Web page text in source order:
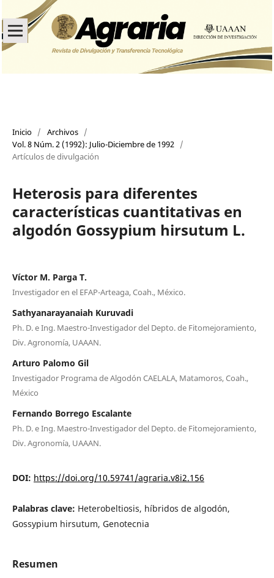
Inicio / Archivos /
Vol. 8 Núm. 2 (1992): Julio-Diciembre de 1992 /
Artículos de divulgación
Heterosis para diferentes
características cuantitativas en
algodón Gossypium hirsutum L.
Víctor M. Parga T.
Investigador en el EFAP-Arteaga, Coah., México.
Sathyanarayanaiah Kuruvadi
Ph. D. e Ing. Maestro-Investigador del Depto. de Fitomejoramiento,
Div. Agronomía, UAAAN.
Arturo Palomo Gil
Investigador Programa de Algodón CAELALA, Matamoros, Coah.,
México
Fernando Borrego Escalante
Ph. D. e Ing. Maestro-Investigador del Depto. de Fitomejoramiento,
Div. Agronomía, UAAAN.
DOI: https://doi.org/10.59741/agraria.v8i2.156
Palabras clave: Heterobeltiosis, híbridos de algodón,
Gossypium hirsutum, Genotecnia
Resumen